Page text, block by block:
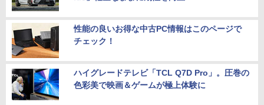
性能の良いお得な中古PC情報はこのページで
チェック！
ハイグレードテレビ「TCL Q7D Pro」。圧巻の
色彩美で映画＆ゲームが極上体験に